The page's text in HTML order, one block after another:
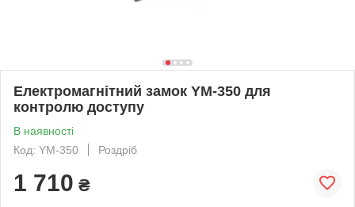
Електромагнітний замок YM-350 для
контролю доступу
В наявності
Код: YM-350
Роздріб
1 710 ₴